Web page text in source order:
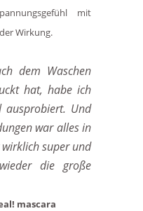
mit
Wirkung.
dem Waschen
hat, habe ich
ausprobiert. Und
war alles in
super und
die große
mascara